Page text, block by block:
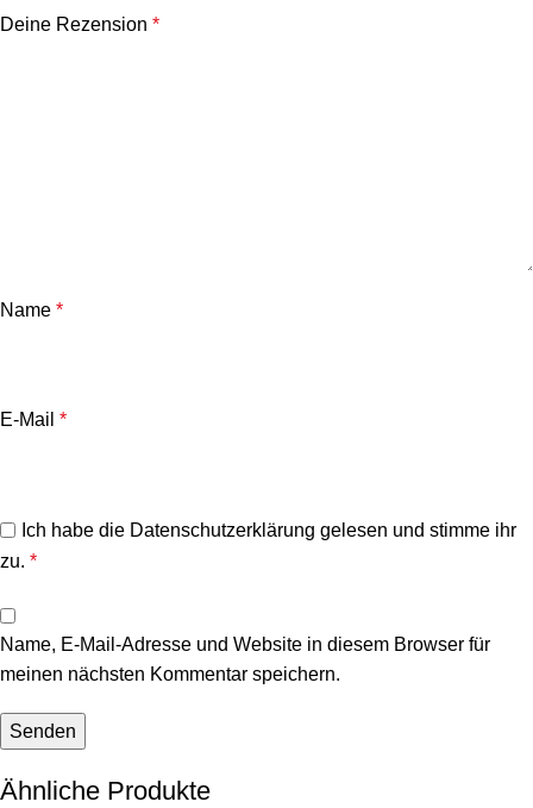
Deine Rezension *
Name *
E-Mail *
Ich habe die Datenschutzerklärung gelesen und stimme ihr
zu. *
Name, E-Mail-Adresse und Website in diesem Browser für
meinen nächsten Kommentar speichern.
Ähnliche Produkte